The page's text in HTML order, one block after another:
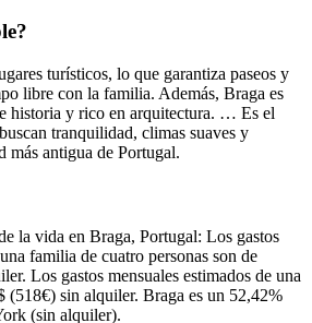
turísticos, lo que garantiza paseos y
libre con la familia. Además, Braga es
historia y rico en arquitectura. … Es el
tranquilidad, climas suaves y
más antigua de Portugal.
la vida en Braga, Portugal: Los gastos
familia de cuatro personas son de
Los gastos mensuales estimados de una
(518€) sin alquiler. Braga es un 52,42%
(sin alquiler).